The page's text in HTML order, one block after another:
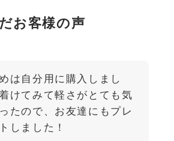
お客様の声
は自分用に購入しまし
けてみて軽さがとても気
たので、お友達にもプレ
しました！